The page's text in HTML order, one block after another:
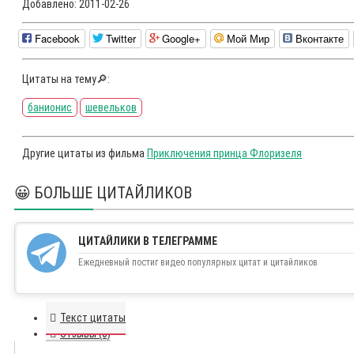
Добавлено: 2011-02-26
Facebook Twitter Google+ Мой Мир Вконтакте
Цитаты на тему🔎:
банионис шевельков
Другие цитаты из фильма Приключения принца Флоризеля
😀 БОЛЬШЕ ЦИТАЙЛИКОВ
ЦИТАЙЛИКИ В ТЕЛЕГРАММЕ
Ежедневный постиг видео популярных цитат и цитайликов
Текст цитаты
Отзывы (0)